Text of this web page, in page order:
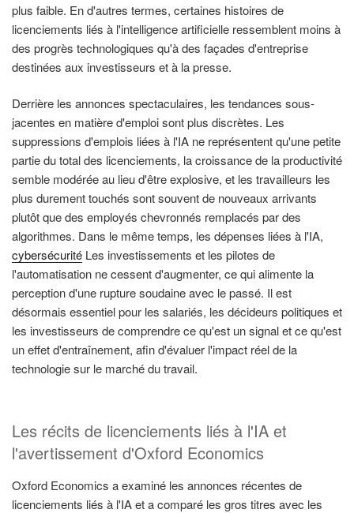
plus faible. En d'autres termes, certaines histoires de
licenciements liés à l'intelligence artificielle ressemblent moins à
des progrès technologiques qu'à des façades d'entreprise
destinées aux investisseurs et à la presse.
Derrière les annonces spectaculaires, les tendances sous-
jacentes en matière d'emploi sont plus discrètes. Les
suppressions d'emplois liées à l'IA ne représentent qu'une petite
partie du total des licenciements, la croissance de la productivité
semble modérée au lieu d'être explosive, et les travailleurs les
plus durement touchés sont souvent de nouveaux arrivants
plutôt que des employés chevronnés remplacés par des
algorithmes. Dans le même temps, les dépenses liées à l'IA,
cybersécurité Les investissements et les pilotes de
l'automatisation ne cessent d'augmenter, ce qui alimente la
perception d'une rupture soudaine avec le passé. Il est
désormais essentiel pour les salariés, les décideurs politiques et
les investisseurs de comprendre ce qu'est un signal et ce qu'est
un effet d'entraînement, afin d'évaluer l'impact réel de la
technologie sur le marché du travail.
Les récits de licenciements liés à l'IA et
l'avertissement d'Oxford Economics
Oxford Economics a examiné les annonces récentes de
licenciements liés à l'IA et a comparé les gros titres avec les